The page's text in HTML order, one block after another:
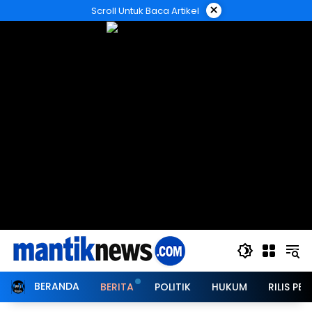
ke
Scroll Untuk Baca Artikel ×
BERANDA BERITA POLITIK HUKUM RILIS